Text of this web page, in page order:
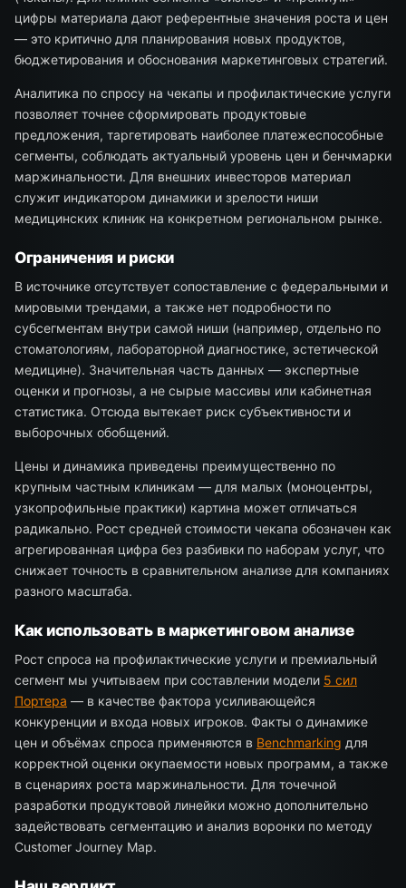
цифры материала дают референтные значения роста и цен
— это критично для планирования новых продуктов,
бюджетирования и обоснования маркетинговых стратегий.
Аналитика по спросу на чекапы и профилактические услуги
позволяет точнее сформировать продуктовые
предложения, таргетировать наиболее платежеспособные
сегменты, соблюдать актуальный уровень цен и бенчмарки
маржинальности. Для внешних инвесторов материал
служит индикатором динамики и зрелости ниши
медицинских клиник на конкретном региональном рынке.
Ограничения и риски
В источнике отсутствует сопоставление с федеральными и
мировыми трендами, а также нет подробности по
субсегментам внутри самой ниши (например, отдельно по
стоматологиям, лабораторной диагностике, эстетической
медицине). Значительная часть данных — экспертные
оценки и прогнозы, а не сырые массивы или кабинетная
статистика. Отсюда вытекает риск субъективности и
выборочных обобщений.
Цены и динамика приведены преимущественно по
крупным частным клиникам — для малых (моноцентры,
узкопрофильные практики) картина может отличаться
радикально. Рост средней стоимости чекапа обозначен как
агрегированная цифра без разбивки по наборам услуг, что
снижает точность в сравнительном анализе для компаниях
разного масштаба.
Как использовать в маркетинговом анализе
Рост спроса на профилактические услуги и премиальный
сегмент мы учитываем при составлении модели 5 сил
Портера — в качестве фактора усиливающейся
конкуренции и входа новых игроков. Факты о динамике
цен и объёмах спроса применяются в Benchmarking для
корректной оценки окупаемости новых программ, а также
в сценариях роста маржинальности. Для точечной
разработки продуктовой линейки можно дополнительно
задействовать сегментацию и анализ воронки по методу
Customer Journey Map.